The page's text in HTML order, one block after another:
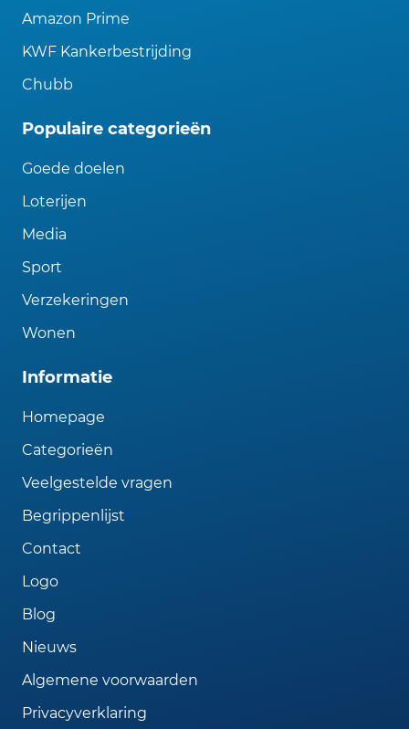
Amazon Prime
KWF Kankerbestrijding
Chubb
Populaire categorieën
Goede doelen
Loterijen
Media
Sport
Verzekeringen
Wonen
Informatie
Homepage
Categorieën
Veelgestelde vragen
Begrippenlijst
Contact
Logo
Blog
Nieuws
Algemene voorwaarden
Privacyverklaring